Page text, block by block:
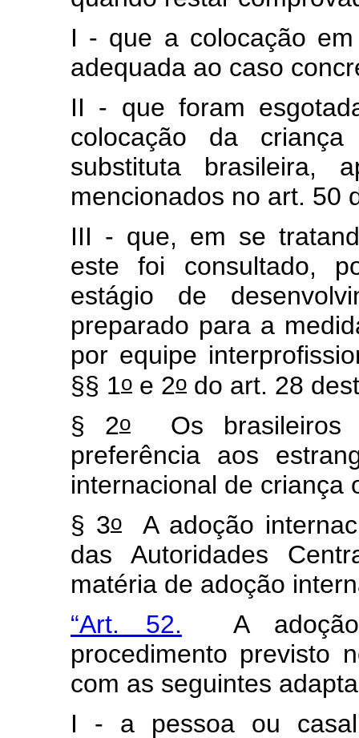
I - que a colocação
adequada ao caso
II - que foram
colocação da
substituta brasileira,
mencionados no art. 50
III - que, em se
este foi consultado,
estágio de
preparado para a
por equipe
§§ 1o e 2o do art. 28
§ 2oOs brasileiros
preferência aos
internacional de
§ 3o A adoção
das Autoridades
matéria de adoção
“Art. 52. A adoção
procedimento previsto
com as seguintes
I - a pessoa ou casal